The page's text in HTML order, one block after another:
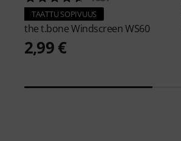
TAATTU SOPIVUUS
the t.boneWindscreen WS60
2,99 €